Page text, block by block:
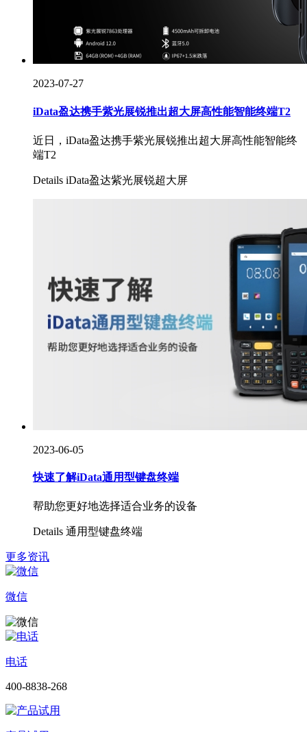
2023-07-27
iData盈达携手紫光展锐推出超大屏高性能智能终端T2
近日，iData盈达携手紫光展锐推出超大屏高性能智能终
端T2
Details iData盈达紫光展锐超大屏
2023-06-05
快速了解iData通用型键盘终端
帮助您更好地选择适合业务的设备
Details 通用型键盘终端
更多资讯
微信
电话
400-8838-268